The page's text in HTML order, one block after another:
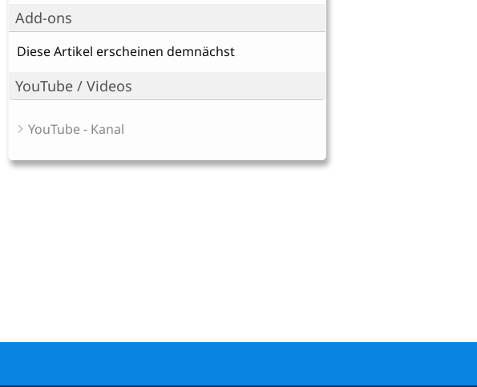
Add-ons
Diese Artikel erscheinen demnächst
YouTube / Videos
YouTube - Kanal